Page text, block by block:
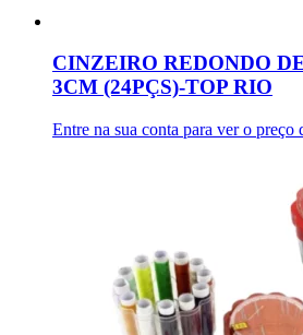
CINZEIRO REDONDO
3CM (24PÇS)-TOP RIO
Entre na sua conta para ver o preço